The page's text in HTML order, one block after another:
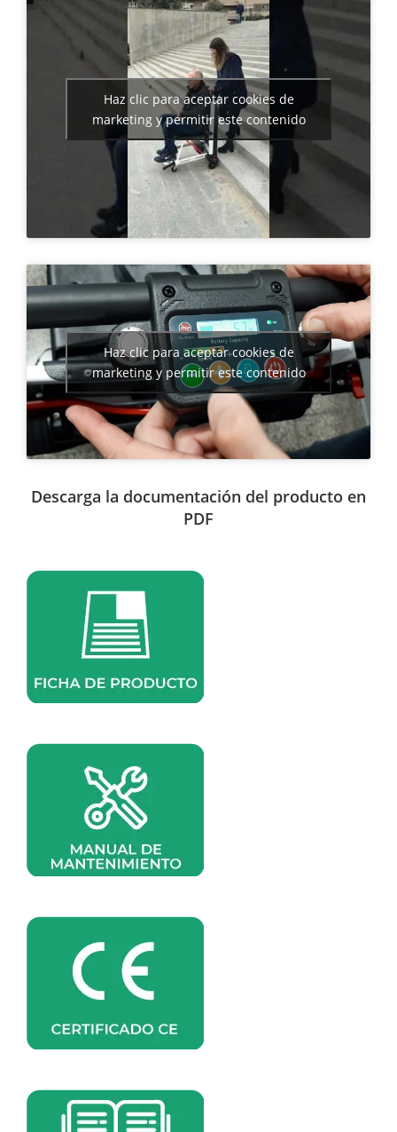
Haz clic para aceptar cookies de
marketing y permitir este contenido
Haz clic para aceptar cookies de
marketing y permitir este contenido
Descarga la documentación del producto en
PDF